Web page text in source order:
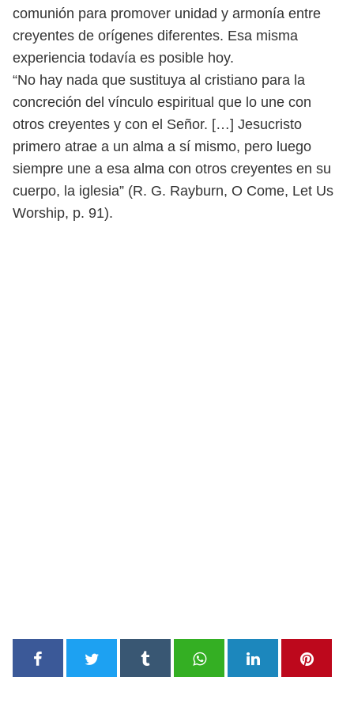
comunión para promover unidad y armonía entre
creyentes de orígenes diferentes. Esa misma
experiencia todavía es posible hoy.
“No hay nada que sustituya al cristiano para la
concreción del vínculo espiritual que lo une con
otros creyentes y con el Señor. […] Jesucristo
primero atrae a un alma a sí mismo, pero luego
siempre une a esa alma con otros creyentes en su
cuerpo, la iglesia” (R. G. Rayburn, O Come, Let Us
Worship, p. 91).